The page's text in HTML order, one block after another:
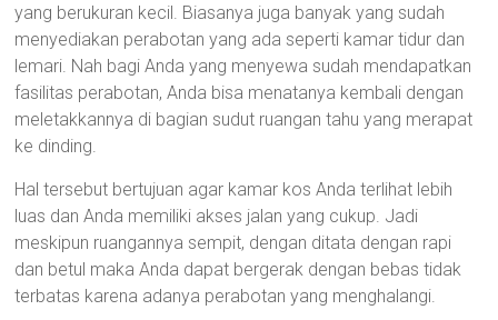
yang berukuran kecil. Biasanya juga banyak yang sudah
menyediakan perabotan yang ada seperti kamar tidur dan
lemari. Nah bagi Anda yang menyewa sudah mendapatkan
fasilitas perabotan, Anda bisa menatanya kembali dengan
meletakkannya di bagian sudut ruangan tahu yang merapat
ke dinding.
Hal tersebut bertujuan agar kamar kos Anda terlihat lebih
luas dan Anda memiliki akses jalan yang cukup. Jadi
meskipun ruangannya sempit, dengan ditata dengan rapi
dan betul maka Anda dapat bergerak dengan bebas tidak
terbatas karena adanya perabotan yang menghalangi.